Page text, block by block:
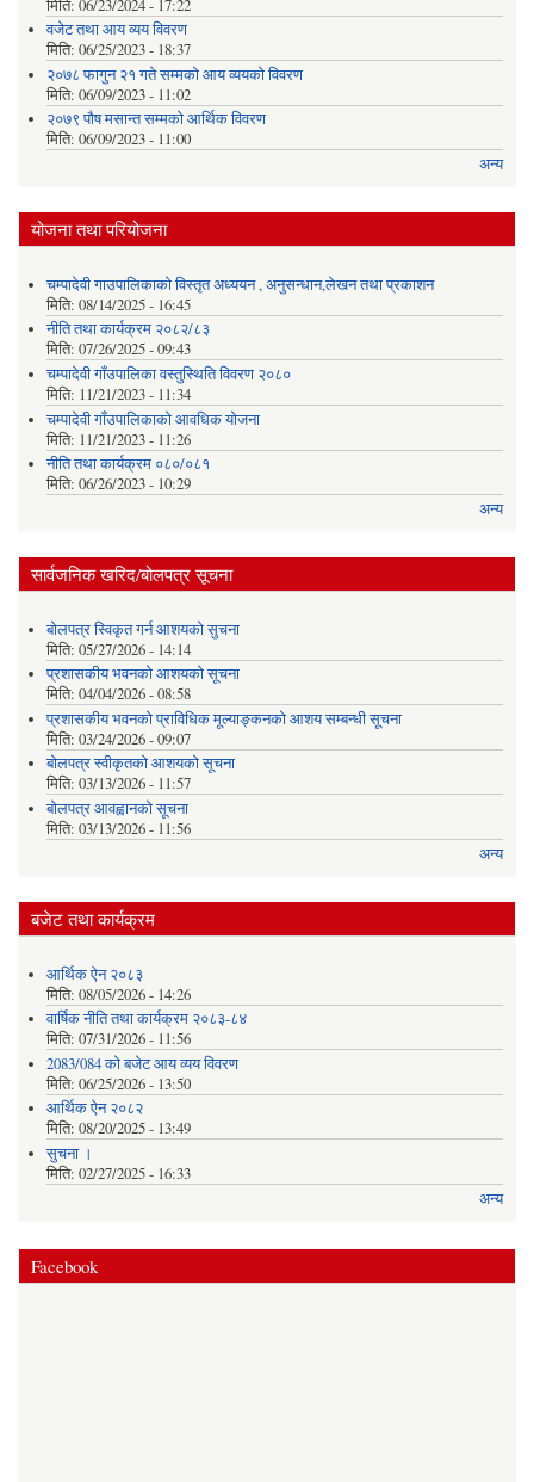
मिति: 06/23/2024 - 17:22
वजेट तथा आय व्यय विवरण
मिति: 06/25/2023 - 18:37
२०७८ फागुन २१ गते सम्मको आय व्ययको विवरण
मिति: 06/09/2023 - 11:02
२०७९ पौष मसान्त सम्मको आर्थिक विवरण
मिति: 06/09/2023 - 11:00
अन्य
योजना तथा परियोजना
चम्पादेवी गाउपालिकाको विस्तृत अध्ययन , अनुसन्धान,लेखन तथा प्रकाशन
मिति: 08/14/2025 - 16:45
नीति तथा कार्यक्रम २०८२/८३
मिति: 07/26/2025 - 09:43
चम्पादेवी गाँउपालिका वस्तुस्थिति विवरण २०८०
मिति: 11/21/2023 - 11:34
चम्पादेवी गाँउपालिकाकाे आवधिक योजना
मिति: 11/21/2023 - 11:26
नीति तथा कार्यक्रम ०८०/०८१
मिति: 06/26/2023 - 10:29
अन्य
सार्वजनिक खरिद/बोलपत्र सूचना
बोलपत्र स्विकृत गर्न आशयको सुचना
मिति: 05/27/2026 - 14:14
प्रशासकीय भवनको आशयको सूचना
मिति: 04/04/2026 - 08:58
प्रशासकीय भवनको प्राविधिक मूल्याङ्कनको आशय सम्बन्धी सूचना
मिति: 03/24/2026 - 09:07
बोलपत्र स्वीकृतको आशयको सूचना
मिति: 03/13/2026 - 11:57
बोलपत्र आवह्वानको सूचना
मिति: 03/13/2026 - 11:56
अन्य
बजेट तथा कार्यक्रम
आर्थिक ऐन २०८३
मिति: 08/05/2026 - 14:26
वार्षिक नीति तथा कार्यक्रम २०८३-८४
मिति: 07/31/2026 - 11:56
2083/084 को बजेट आय व्यय विवरण
मिति: 06/25/2026 - 13:50
आर्थिक ऐन २०८२
मिति: 08/20/2025 - 13:49
सुचना ।
मिति: 02/27/2025 - 16:33
अन्य
Facebook